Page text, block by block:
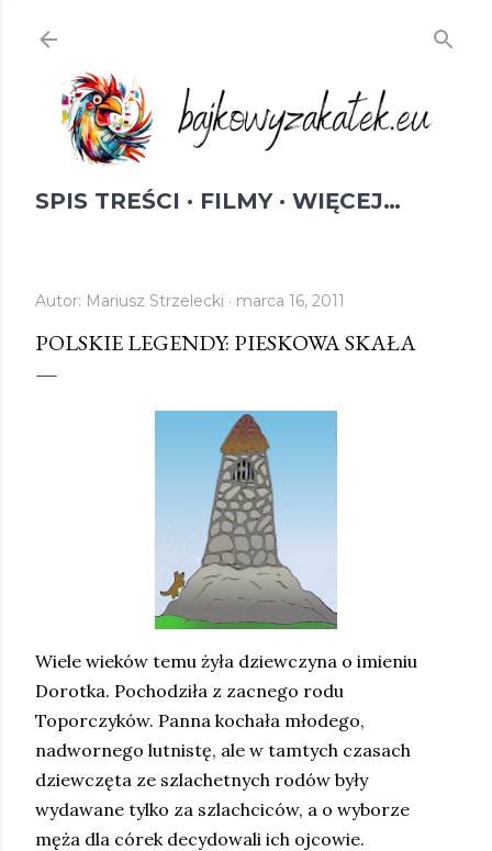
SPIS TREŚCI FILMY WIĘCEJ…
Autor: Mariusz Strzelecki marca 16, 2011
POLSKIE LEGENDY: PIESKOWA SKAŁA
Wiele wieków temu żyła dziewczyna o imieniu
Dorotka. Pochodziła z zacnego rodu
Toporczyków. Panna kochała młodego,
nadwornego lutnistę, ale w tamtych czasach
dziewczęta ze szlachetnych rodów były
wydawane tylko za szlachciców, a o wyborze
męża dla córek decydowali ich ojcowie.